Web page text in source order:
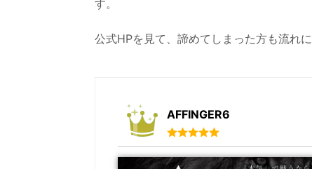
す。
公式HPを見て、諦めてしまった方も流れ
AFFINGER6